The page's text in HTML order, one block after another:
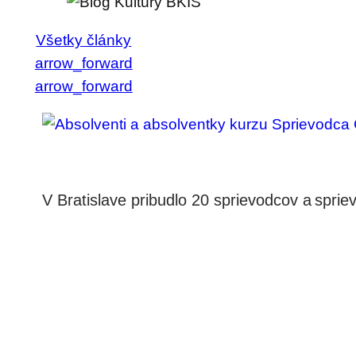
Všetky články
arrow_forward
arrow_forward
V Bratislave pribudlo 20 sprievodcov a